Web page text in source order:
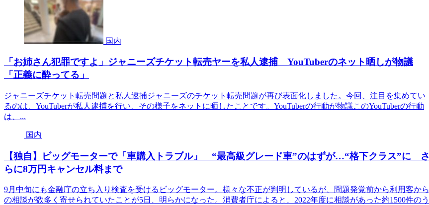
国内
「お姉さん犯罪ですよ」ジャニーズチケット転売ヤーを私人逮捕 YouTuberのネット晒しが物議
「正義に酔ってる」
ジャニーズチケット転売問題と私人逮捕ジャニーズのチケット転売問題が再び表面化しました。今回、注目を集めてい
るのは、YouTuberが私人逮捕を行い、その様子をネットに晒したことです。YouTuberの行動が物議このYouTuberの行動
は、...
国内
【独自】ビッグモーターで「車購入トラブル」 “最高級グレード車”のはずが…“格下クラス”に さ
らに8万円キャンセル料まで
9月中旬にも金融庁の立ち入り検査を受けるビッグモーター。様々な不正が判明しているが、問題発覚前から利用客から
の相談が数多く寄せられていたことが5日、明らかになった。消費者庁によると、2022年度に相談があった約1500件のう